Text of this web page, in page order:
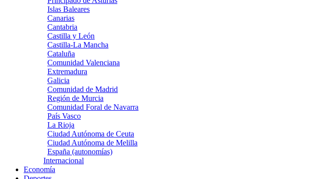
Islas Baleares
Canarias
Cantabria
Castilla y León
Castilla-La Mancha
Cataluña
Comunidad Valenciana
Extremadura
Galicia
Comunidad de Madrid
Región de Murcia
Comunidad Foral de Navarra
País Vasco
La Rioja
Ciudad Autónoma de Ceuta
Ciudad Autónoma de Melilla
España (autonomías)
Internacional
Economía